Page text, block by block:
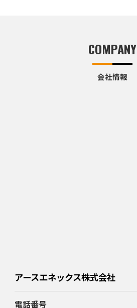
会社情報
COMPANY
アースエネックス株式会社
電話番号